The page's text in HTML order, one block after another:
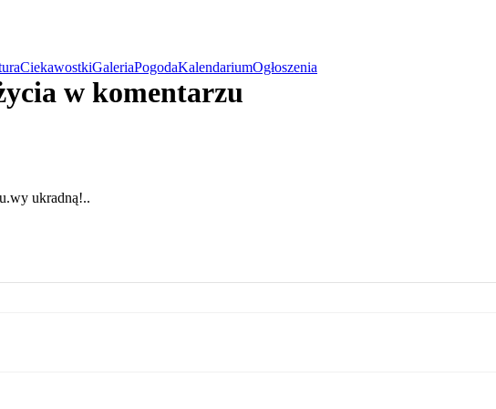
CiekawostkiGaleriaPogodaKalendariumOgłoszenia
w komentarzu
ukradną!..